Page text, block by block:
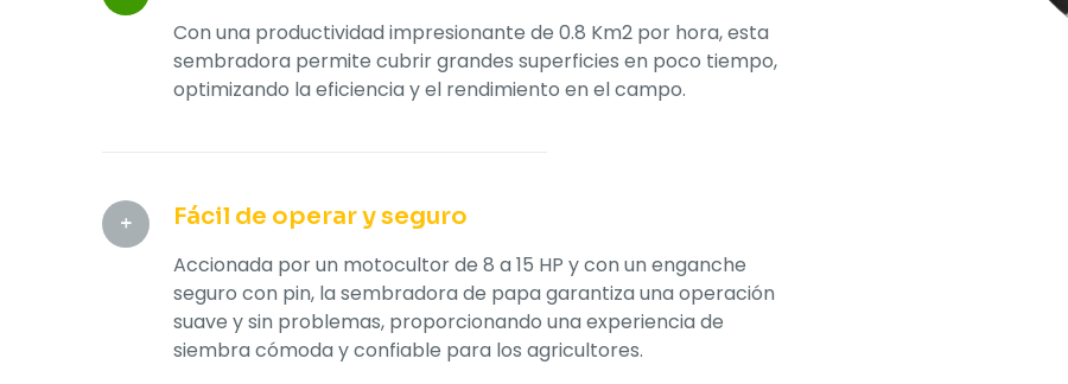
Con una productividad impresionante de 0.8 Km2 por hora, esta
sembradora permite cubrir grandes superficies en poco tiempo,
optimizando la eficiencia y el rendimiento en el campo.
Fácil de operar y seguro
Accionada por un motocultor de 8 a 15 HP y con un enganche
seguro con pin, la sembradora de papa garantiza una operación
suave y sin problemas, proporcionando una experiencia de
siembra cómoda y confiable para los agricultores.